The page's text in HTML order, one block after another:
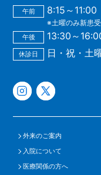
午前 8:15～11:00
※土曜のみ新患
午後 13:30～
休診日 日・祝・土
外来のご案内
入院について
医療関係の方へ